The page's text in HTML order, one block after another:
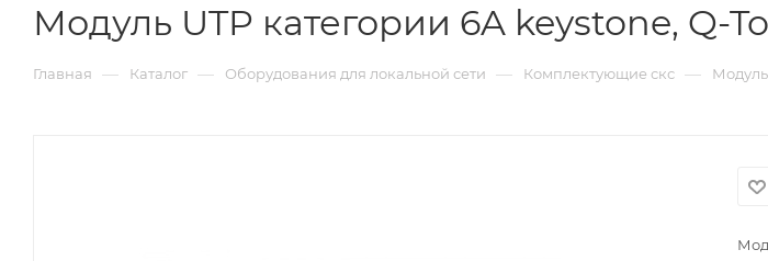
Модуль UTP категории 6A keystone, Q-
Главная — Каталог — Оборудования для локальной сети — Комплектующие скс —